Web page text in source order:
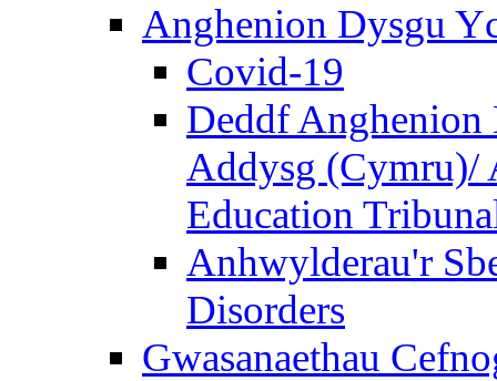
Anghenion Dysgu
Covid-19
Deddf
Addysg (Cymru)/
Education
Anhwylderau'r
Disorders
Gwasanaethau